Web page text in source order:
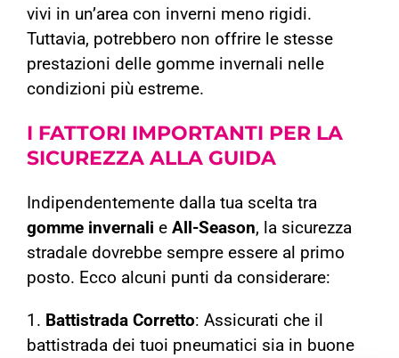
vivi in un’area con inverni meno rigidi.
Tuttavia, potrebbero non offrire le stesse
prestazioni delle gomme invernali nelle
condizioni più estreme.
I FATTORI IMPORTANTI PER LA
SICUREZZA ALLA GUIDA
Indipendentemente dalla tua scelta tra
gomme invernali e All-Season, la sicurezza
stradale dovrebbe sempre essere al primo
posto. Ecco alcuni punti da considerare:
1. Battistrada Corretto: Assicurati che il
battistrada dei tuoi pneumatici sia in buone